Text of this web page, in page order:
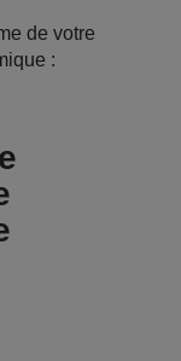
de votre
: